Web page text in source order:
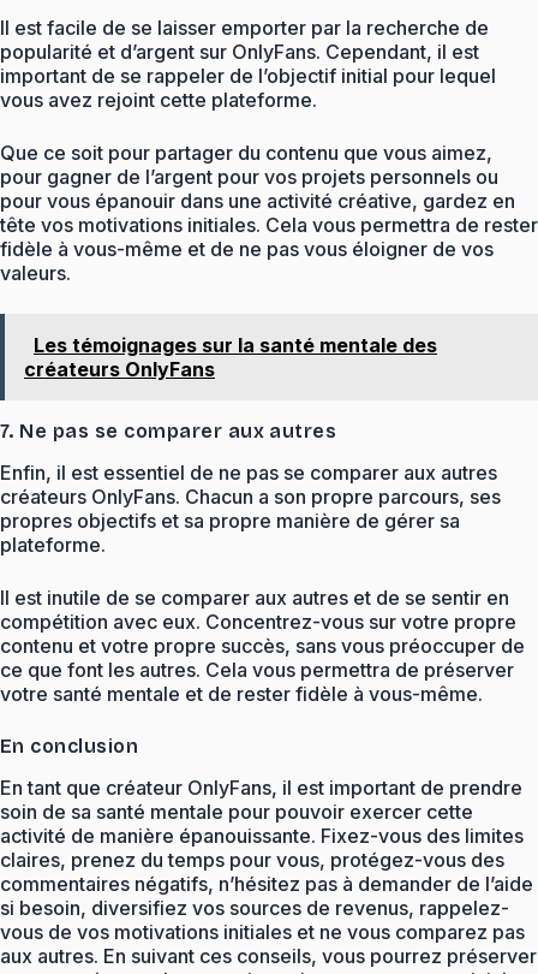
Il est facile de se laisser emporter par la recherche de
popularité et d’argent sur OnlyFans. Cependant, il est
important de se rappeler de l’objectif initial pour lequel
vous avez rejoint cette plateforme.
Que ce soit pour partager du contenu que vous aimez,
pour gagner de l’argent pour vos projets personnels ou
pour vous épanouir dans une activité créative, gardez en
tête vos motivations initiales. Cela vous permettra de rester
fidèle à vous-même et de ne pas vous éloigner de vos
valeurs.
Les témoignages sur la santé mentale des
créateurs OnlyFans
7. Ne pas se comparer aux autres
Enfin, il est essentiel de ne pas se comparer aux autres
créateurs OnlyFans. Chacun a son propre parcours, ses
propres objectifs et sa propre manière de gérer sa
plateforme.
Il est inutile de se comparer aux autres et de se sentir en
compétition avec eux. Concentrez-vous sur votre propre
contenu et votre propre succès, sans vous préoccuper de
ce que font les autres. Cela vous permettra de préserver
votre santé mentale et de rester fidèle à vous-même.
En conclusion
En tant que créateur OnlyFans, il est important de prendre
soin de sa santé mentale pour pouvoir exercer cette
activité de manière épanouissante. Fixez-vous des limites
claires, prenez du temps pour vous, protégez-vous des
commentaires négatifs, n’hésitez pas à demander de l’aide
si besoin, diversifiez vos sources de revenus, rappelez-
vous de vos motivations initiales et ne vous comparez pas
aux autres. En suivant ces conseils, vous pourrez préserver